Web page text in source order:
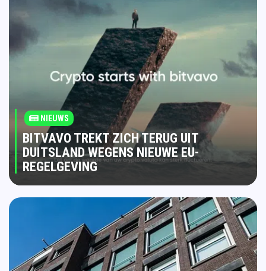
NIEUWS
BITVAVO TREKT ZICH TERUG UIT
DUITSLAND WEGENS NIEUWE EU-
REGELGEVING